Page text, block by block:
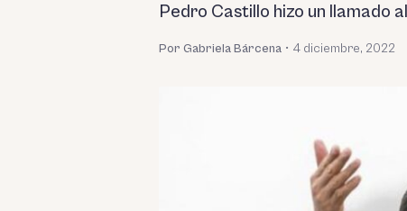
Pedro Castillo hizo un llamado
Por Gabriela Bárcena • 4 diciembre, 2022